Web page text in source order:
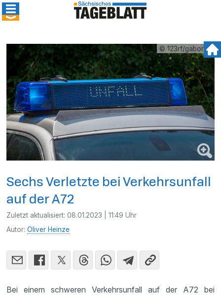
© 123rf/gabort71
Sechs Verletzte bei Verkehrsunfall
auf der A72
Zuletzt aktualisiert:08.01.2023 | 11:49 Uhr
Autor:Oliver Heinze
Bei einem schweren Verkehrsunfall auf der A72 bei